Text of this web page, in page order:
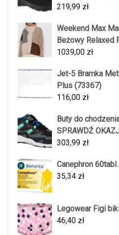
219,99 zł
Weekend Max
Beżowy Relaxed
1039,00 zł
Jet-5 Bramka
Plus (73367)
116,00 zł
Buty do
SPRAWDŹ
303,99 zł
Canephron 60tabl.
35,34 zł
Legowear Figi
46,40 zł